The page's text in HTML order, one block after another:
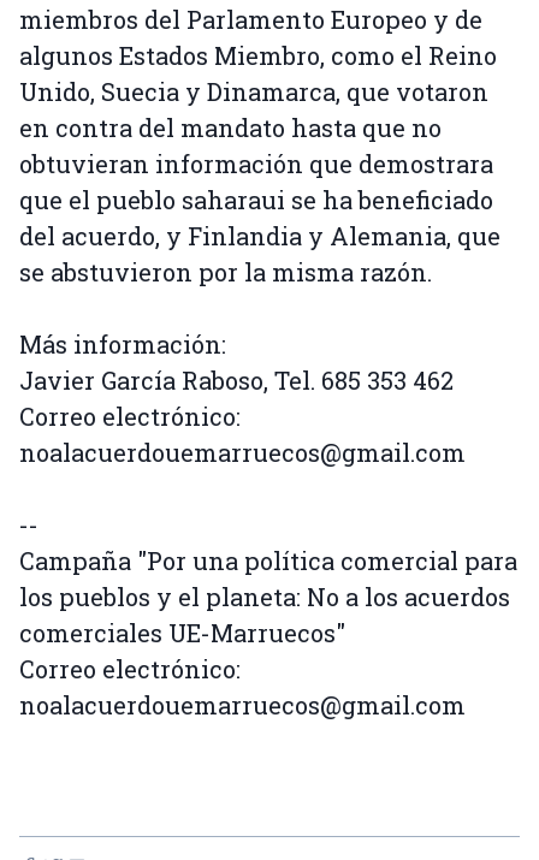
miembros del Parlamento Europeo y de
algunos Estados Miembro, como el Reino
Unido, Suecia y Dinamarca, que votaron
en contra del mandato hasta que no
obtuvieran información que demostrara
que el pueblo saharaui se ha beneficiado
del acuerdo, y Finlandia y Alemania, que
se abstuvieron por la misma razón.
Más información:
Javier García Raboso, Tel. 685 353 462
Correo electrónico:
noalacuerdouemarruecos@gmail.com
--
Campaña "Por una política comercial para
los pueblos y el planeta: No a los acuerdos
comerciales UE-Marruecos"
Correo electrónico:
noalacuerdouemarruecos@gmail.com